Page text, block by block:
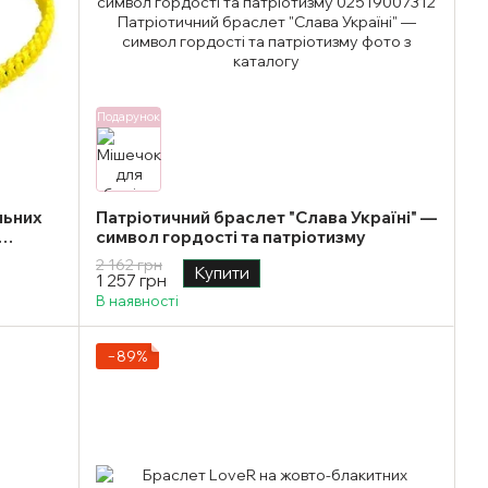
Подарунок
Патріотичний браслет "Слава Україні" —
символ гордості та патріотизму
2 162 грн
1 257 грн Купити
В наявності
−89%